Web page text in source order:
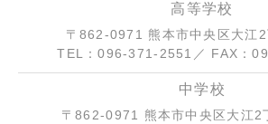
高等学校
〒862-0971 熊本市中央区大江
TEL：096-371-2551／ FAX：
中学校
〒862-0971 熊本市中央区大江2